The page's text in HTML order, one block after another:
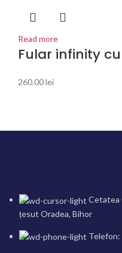
Read more
Fular infinity
260.00lei
Cetatea
țesut Oradea, Bihor
Telefon: